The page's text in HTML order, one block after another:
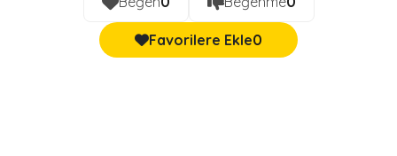
Favorilere Ekle0